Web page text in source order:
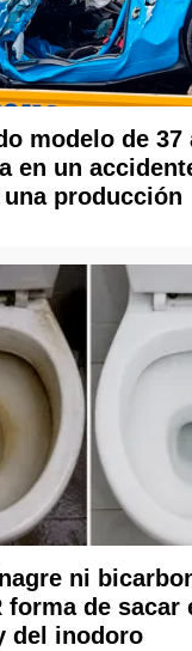
modelo de 37
en un
producción
ni
forma de sacar
del inodoro